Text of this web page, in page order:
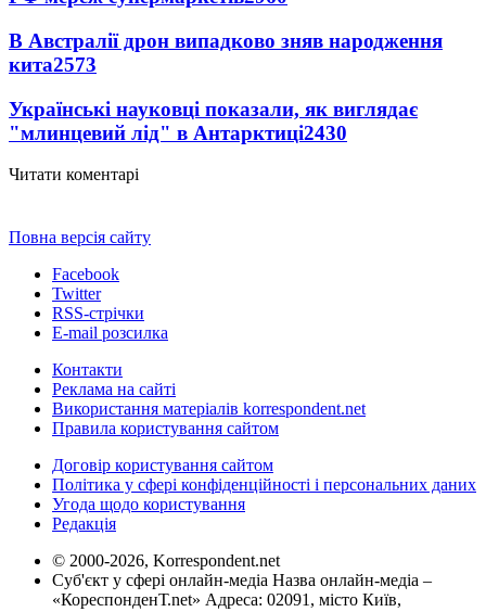
В Австралії дрон випадково зняв народження
кита2573
Українські науковці показали, як виглядає
"млинцевий лід" в Антарктиці2430
Читати коментарі
Повна версія сайту
Facebook
Twitter
RSS-стрічки
E-mail розсилка
Контакти
Реклама на сайті
Використання матеріалів korrespondent.net
Правила користування сайтом
Договір користування сайтом
Політика у сфері конфіденційності і персональних даних
Угода щодо користування
Редакція
© 2000-2026, Korrespondent.net
Суб'єкт у сфері онлайн-медіа Назва онлайн-медіа –
«КореспонденТ.net» Адреса: 02091, місто Київ,